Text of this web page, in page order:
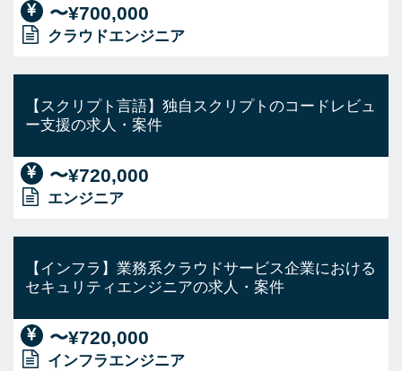
〜¥700,000
クラウドエンジニア
【スクリプト言語】独自スクリプトのコードレビュ
ー支援の求人・案件
〜¥720,000
エンジニア
【インフラ】業務系クラウドサービス企業における
セキュリティエンジニアの求人・案件
〜¥720,000
インフラエンジニア